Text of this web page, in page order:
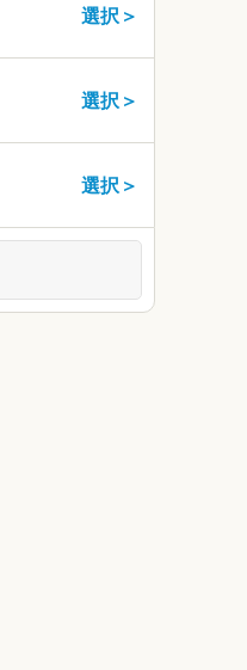
選択＞
選択＞
選択＞